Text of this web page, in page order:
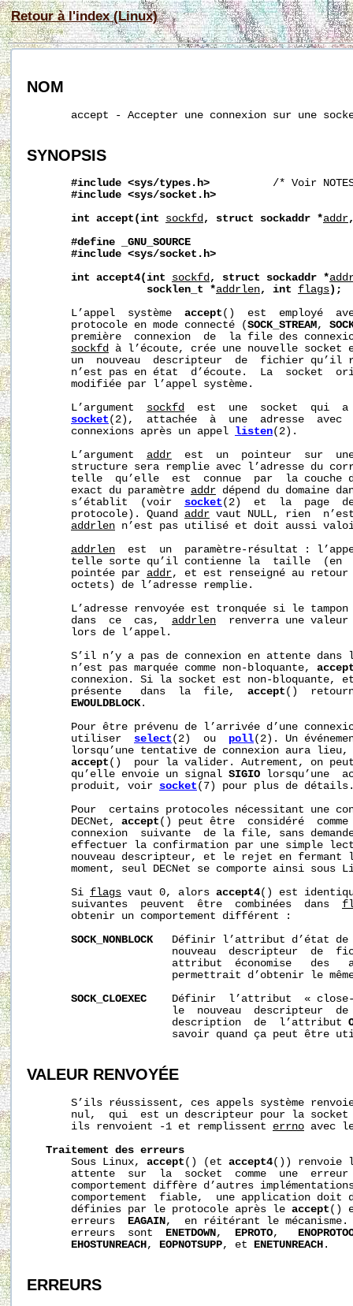
Retour à l'index (Linux)
NOM
accept - Accepter une connexion sur une
SYNOPSIS
#include <sys/types.h>
/* Voir
#include <sys/socket.h>
int accept(int sockfd, struct sockaddr *addr
#define
_GNU_SOURCE
#include <sys/socket.h>
int accept4(int sockfd, struct sockaddr *
socklen_t
*addrlen, int flags );
       L’appel  système
accept ()  est  employé
       protocole en mode connecté (
SOCK_STREAM,
première  connexion  de  la file des
sockfd à l’écoute, crée une nouvelle
un  nouveau  descripteur  de  fichier qu’il
n’est pas en état  d’écoute.  La  socket
       modifiée par l’appel système.
       L’argument
sockfd
est  une  socket  qui
socket (2),  attachée  à  une  adresse
       connexions après un appel
listen(2).
       L’argument
addr
est  un  pointeur  sur
structure sera remplie avec l’adresse du
telle  qu’elle  est  connue  par  la couche
       exact du paramètre
addr dépend du domaine
       s’établit  (voir
socket (2)  et  la  page  de
       protocole). Quand
addr vaut NULL, rien
addrlen n’est pas utilisé et doit aussi
addrlen
est  un  paramètre-résultat :
telle sorte qu’il contienne la  taille  (en
       pointée par
addr, et est renseigné au
       octets) de l’adresse remplie.
L’adresse renvoyée est tronquée si le
       dans  ce  cas,
addrlen
renverra une
       lors de l’appel.
S’il n’y a pas de connexion en attente dans
       n’est pas marquée comme non‐bloquante,
connexion. Si la socket est non‐bloquante,
       présente   dans  la  file,
accept ()
EWOULDBLOCK.
Pour être prévenu de l’arrivée d’une
       utiliser
select (2)  ou poll(2). Un
lorsqu’une tentative de connexion aura
accept ()  pour la valider. Autrement, on
       qu’elle envoie un signal
SIGIO lorsqu’une
       produit, voir
socket (7) pour plus de
Pour  certains protocoles nécessitant une
       DECNet,
accept () peut être  considéré
connexion  suivante  de la file, sans
effectuer la confirmation par une simple
nouveau descripteur, et le rejet en fermant
moment, seul DECNet se comporte ainsi sous
       Si
flags vaut 0, alors accept4() est
       suivantes  peuvent  être  combinées  dans
       obtenir un comportement différent :
SOCK_NONBLOCK
Définir l’attribut d’état
nouveau  descripteur  de
attribut  économise   des
permettrait d’obtenir le
SOCK_CLOEXEC
Définir  l’attribut  «
le  nouveau  descripteur
                       description  de  l’attribut
savoir quand ça peut être
VALEUR RENVOYÉE
S’ils réussissent, ces appels système
nul,  qui  est un descripteur pour la
       ils renvoient -1 et remplissent
errno avec
Traitement des erreurs
       Sous Linux,
accept () (et accept4()) renvoie
attente  sur  la  socket  comme  une
comportement diffère d’autres
comportement  fiable,  une application doit
       définies par le protocole après le
accept ()
       erreurs
EAGAIN ,  en réitérant le mécanisme.
       erreurs  sont
ENETDOWN , EPROTO,
EHOSTUNREACH , EOPNOTSUPP, et ENETUNREACH .
ERREURS